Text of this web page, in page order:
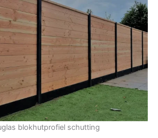
blokhutprofiel schutting